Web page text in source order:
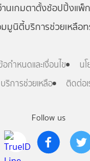
Follow us
นเกมตาตั้งช้อปปิ้งแพ็
มูนิตี้บริการช่วยเหลือท
อกำหนดและเงื่อนไข
น
บริการช่วยเหลือ
ติดต่อเ